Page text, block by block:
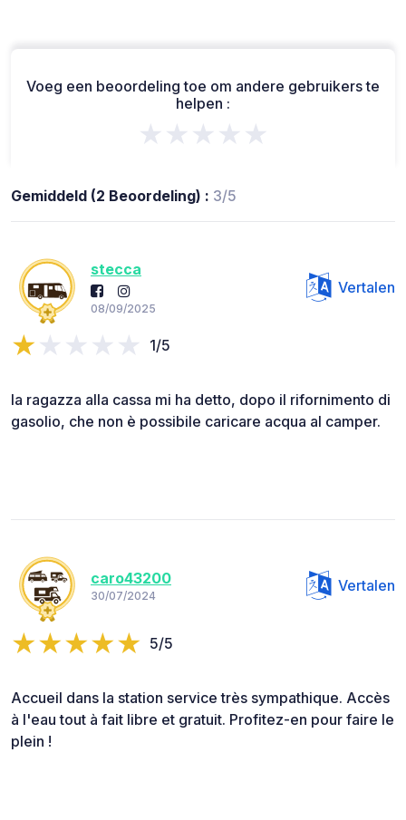
Voeg een beoordeling toe om andere gebruikers te
helpen :
★★★★★
Gemiddeld (2 Beoordeling) : 3/5
stecca
08/09/2025
Vertalen
1/5
la ragazza alla cassa mi ha detto, dopo il rifornimento di
gasolio, che non è possibile caricare acqua al camper.
caro43200
30/07/2024
Vertalen
5/5
Accueil dans la station service très sympathique. Accès
à l'eau tout à fait libre et gratuit. Profitez-en pour faire le
plein !